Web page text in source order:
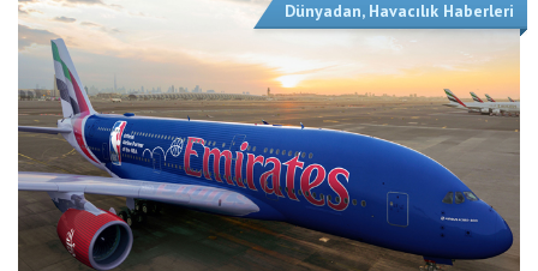
Dünyadan, Havacılık Haberleri